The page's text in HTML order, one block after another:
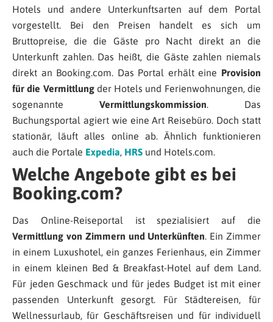
Hotels und andere Unterkunftsarten auf dem Portal
vorgestellt. Bei den Preisen handelt es sich um
Bruttopreise, die die Gäste pro Nacht direkt an die
Unterkunft zahlen. Das heißt, die Gäste zahlen niemals
direkt an Booking.com. Das Portal erhält eine Provision
für die Vermittlungder Hotels und Ferienwohnungen, die
sogenannte Vermittlungskommission. Das
Buchungsportal agiert wie eine Art Reisebüro. Doch statt
stationär, läuft alles online ab. Ähnlich funktionieren
auch die Portale Expedia, HRS und Hotels.com.
Welche Angebote gibt es bei
Booking.com?
Das Online-Reiseportal ist spezialisiert auf die
Vermittlung von Zimmern und Unterkünften. Ein Zimmer
in einem Luxushotel, ein ganzes Ferienhaus, ein Zimmer
in einem kleinen Bed & Breakfast-Hotel auf dem Land.
Für jeden Geschmack und für jedes Budget ist mit einer
passenden Unterkunft gesorgt. Für Städtereisen, für
Wellnessurlaub, für Geschäftsreisen und für individuell